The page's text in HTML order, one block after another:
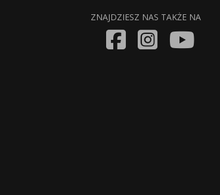
ZNAJDZIESZ NAS TAKŻE NA